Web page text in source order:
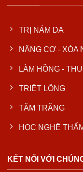
TRỊ NÁM DA
NÂNG CƠ - XÓA
LÀM HỒNG -
TRIỆT LÔNG
TẮM TRẮNG
HỌC NGHÊ
KẾT NỐI VỚI